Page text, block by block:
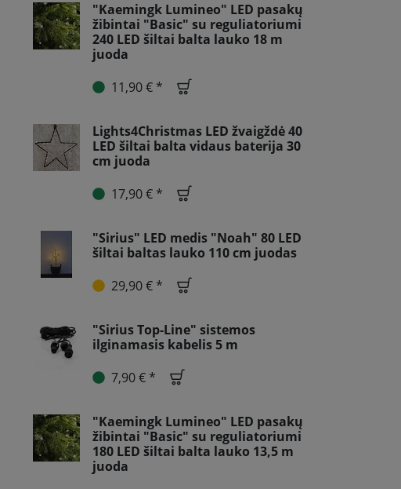
"Kaemingk Lumineo" LED pasakų
žibintai "Basic" su reguliatoriumi
240 LED šiltai balta lauko 18 m
juoda
11,90 € *
Lights4Christmas LED žvaigždė 40
LED šiltai balta vidaus baterija 30
cm juoda
17,90 € *
"Sirius" LED medis "Noah" 80 LED
šiltai baltas lauko 110 cm juodas
29,90 € *
"Sirius Top-Line" sistemos
ilginamasis kabelis 5 m
7,90 € *
"Kaemingk Lumineo" LED pasakų
žibintai "Basic" su reguliatoriumi
180 LED šiltai balta lauko 13,5 m
juoda